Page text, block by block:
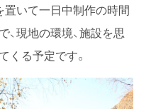
置いて一日中制作の時間
現地の環境、施設を思
くる予定です。